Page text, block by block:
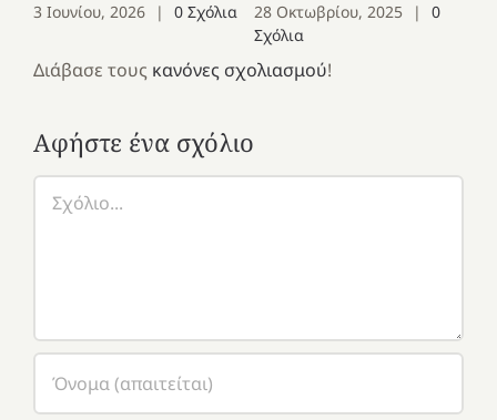
3 Ιουνίου, 2026 | 0 Σχόλια 28 Οκτωβρίου, 2025 |
0
Σχόλια
Διάβασε τους κανόνες σχολιασμού!
Αφήστε ένα σχόλιο